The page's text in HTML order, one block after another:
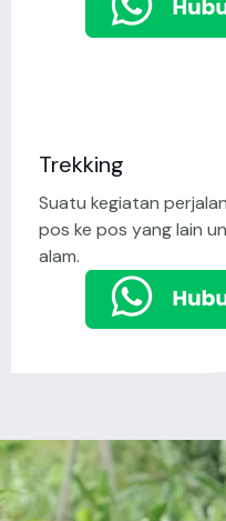
Trekking
Suatu kegiatan
pos ke pos yang lain
alam.